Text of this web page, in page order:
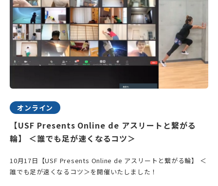
オンライン
【USF Presents Online de アスリートと繋がる
輪】 ＜誰でも足が速くなるコツ＞
10月17日【USF Presents Online de アスリートと繋がる輪】 ＜
誰でも足が速くなるコツ＞を開催いたしました！